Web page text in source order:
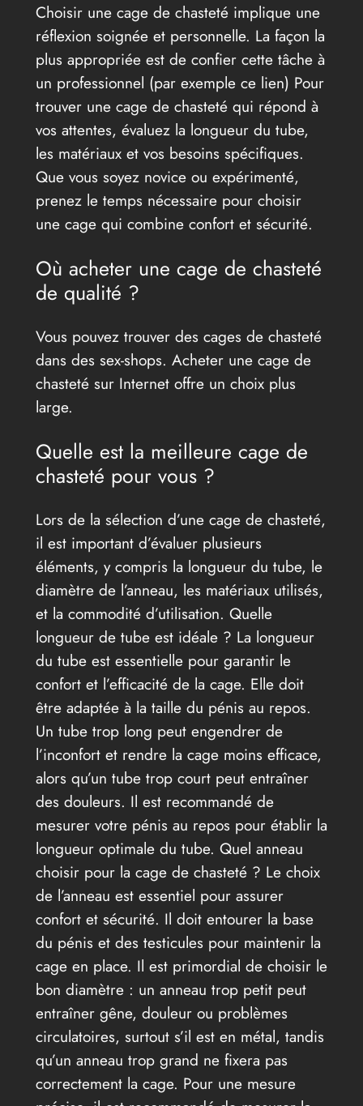
Choisir une cage de chasteté implique une
réflexion soignée et personnelle. La façon la
plus appropriée est de confier cette tâche à
un professionnel (par exemple ce lien) Pour
trouver une cage de chasteté qui répond à
vos attentes, évaluez la longueur du tube,
les matériaux et vos besoins spécifiques.
Que vous soyez novice ou expérimenté,
prenez le temps nécessaire pour choisir
une cage qui combine confort et sécurité.
Où acheter une cage de chasteté
de qualité ?
Vous pouvez trouver des cages de chasteté
dans des sex-shops. Acheter une cage de
chasteté sur Internet offre un choix plus
large.
Quelle est la meilleure cage de
chasteté pour vous ?
Lors de la sélection d’une cage de chasteté,
il est important d’évaluer plusieurs
éléments, y compris la longueur du tube, le
diamètre de l’anneau, les matériaux utilisés,
et la commodité d’utilisation. Quelle
longueur de tube est idéale ? La longueur
du tube est essentielle pour garantir le
confort et l’efficacité de la cage. Elle doit
être adaptée à la taille du pénis au repos.
Un tube trop long peut engendrer de
l’inconfort et rendre la cage moins efficace,
alors qu’un tube trop court peut entraîner
des douleurs. Il est recommandé de
mesurer votre pénis au repos pour établir la
longueur optimale du tube. Quel anneau
choisir pour la cage de chasteté ? Le choix
de l’anneau est essentiel pour assurer
confort et sécurité. Il doit entourer la base
du pénis et des testicules pour maintenir la
cage en place. Il est primordial de choisir le
bon diamètre : un anneau trop petit peut
entraîner gêne, douleur ou problèmes
circulatoires, surtout s’il est en métal, tandis
qu’un anneau trop grand ne fixera pas
correctement la cage. Pour une mesure